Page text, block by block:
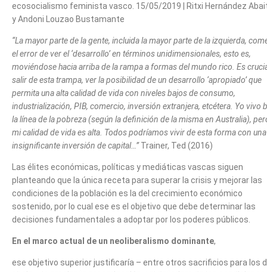
ecosocialismo feminista vasco. 15/05/2019 | Ritxi Hernández
y Andoni Louzao Bustamante
“La mayor parte de la gente, incluida la mayor parte de la izquierda,
el error de ver el ‘desarrollo’ en términos unidimensionales, esto es,
moviéndose hacia arriba de la rampa a formas del mundo rico. Es
salir de esta trampa, ver la posibilidad de un desarrollo ‘apropiado’ que
permita una alta calidad de vida con niveles bajos de consumo,
industrialización, PIB, comercio, inversión extranjera, etcétera. Yo vivo
la línea de la pobreza (según la definición de la misma en Australia),
mi calidad de vida es alta. Todos podríamos vivir de esta forma con una
insignificante inversión de capital…”Trainer, Ted (2016)
Las élites económicas, políticas y mediáticas vascas siguen
planteando que la única receta para superar la crisis y mejorar las
condiciones de la población es la del crecimiento económico
sostenido, por lo cual ese es el objetivo que debe determinar las
decisiones fundamentales a adoptar por los poderes públicos.
En el marco actual de un neoliberalismo dominante,
ese objetivo superior justificaría – entre otros sacrificios para los